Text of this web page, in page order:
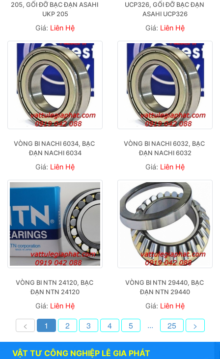
205, GỐI ĐỠ BẠC ĐẠN ASAHI
UKP 205
Giá: Liên Hệ
UCP326, GỐI ĐỠ BẠC ĐẠN
ASAHI UCP326
Giá: Liên Hệ
VÒNG BI NACHI 6034, BẠC
ĐẠN NACHI 6034
Giá: Liên Hệ
VÒNG BI NACHI 6032, BẠC
ĐẠN NACHI 6032
Giá: Liên Hệ
VÒNG BI NTN 24120, BẠC
ĐẠN NTN 24120
Giá: Liên Hệ
VÒNG BI NTN 29440, BẠC
ĐẠN NTN 29440
Giá: Liên Hệ
< 1 2 3 4 5 ... 25 >
VẬT TƯ CÔNG NGHIỆP LÊ GIA PHÁT